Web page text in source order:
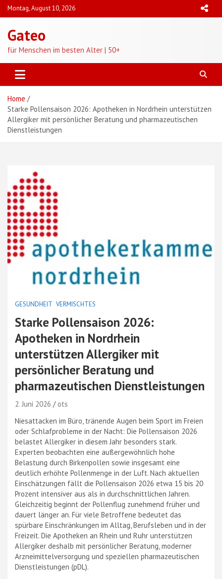
Skip
to
Montag, August 10, 2026
Gateo
für Menschen im besten Alter | 50+
Home
Starke Pollensaison 2026: Apotheken in Nordrhein unterstützen
Allergiker mit persönlicher Beratung und pharmazeutischen
Dienstleistungen
GESUNDHEIT VERMISCHTES
Starke Pollensaison 2026:
Apotheken in Nordrhein
unterstützen Allergiker mit
persönlicher Beratung und
pharmazeutischen Dienstleistungen
2. Juni 2026
ots
Niesattacken im Büro, tränende Augen beim Sport im Freien
oder Schlafprobleme in der Nacht: Die Pollensaison 2026
belastet Allergiker in diesem Jahr besonders stark.
Experten beobachten eine außergewöhnlich hohe
Belastung durch Birkenpollen sowie insgesamt eine
deutlich erhöhte Pollenmenge in der Luft. Nach aktuellen
Einschätzungen fällt die Pollensaison 2026 etwa 15 bis 20
Prozent intensiver aus als in durchschnittlichen Jahren.
Gleichzeitig beginnt der Pollenflug zunehmend früher und
dauert länger an. Für viele Betroffene bedeutet das
spürbare Einschränkungen im Alltag, Berufsleben und in der
Freizeit. Die Apotheken an Rhein und Ruhr unterstützen
Allergiker deshalb mit persönlicher Beratung, moderner
Arzneimittelversorgung und speziellen pharmazeutischen
Dienstleistungen (pDL).